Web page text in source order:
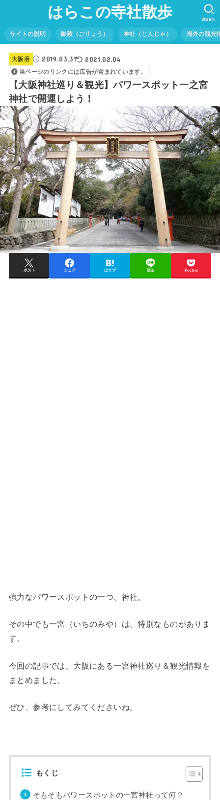
はらこの寺社散歩
サイトの説明 御陵（ごりょう） 神社（じんじゃ） 海外の観光
SEARCH
大阪府 2019.03.31 2021.02.04
当ページのリンクには広告が含まれています。
【大阪神社巡り＆観光】パワースポット一之宮
神社で開運しよう！
ポスト シェア はてブ 送る Pocket
強力なパワースポットの一つ、神社。
その中でも一宮（いちのみや）は、特別なものがありま
す。
今回の記事では、大阪にある一宮神社巡り＆観光情報を
まとめました。
ぜひ、参考にしてみてくださいね。
もくじ
そもそもパワースポットの一宮神社って何？